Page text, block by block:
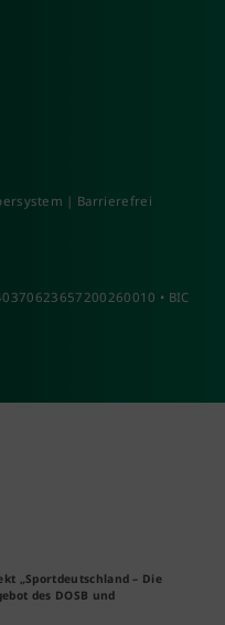
| Barrierefrei
• BIC
„Sportdeutschland – Die
des DOSB und